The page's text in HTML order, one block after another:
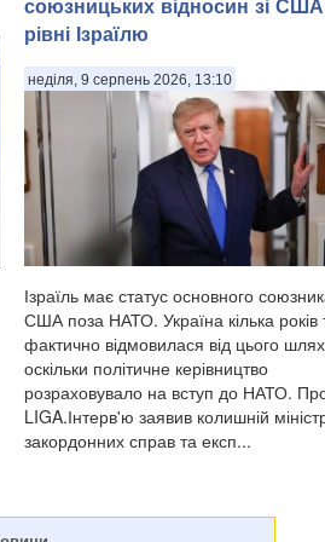
полковника ЗС РФ Сергія Хвалова.
Ворожий військовий раніше двічі
Башара Асада, передають Патріоти
України. Про це повідомив
рівні Ізраїлю
неділя, 9 серпень 2026, 13:10
Ізраїль має статус основного
США поза НАТО. Україна кілька років
фактично відмовилася від цього
оскільки політичне керівництво
розраховувало на вступ до НАТО.
LIGA.Інтерв'ю заявив колишній
закордонних справ та експ...